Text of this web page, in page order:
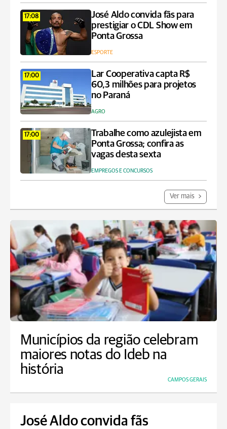
17:08
José Aldo convida fãs para
prestigiar o CDL Show em
Ponta Grossa
ESPORTE
17:00
Lar Cooperativa capta R$
60,3 milhões para projetos
no Paraná
AGRO
17:00
Trabalhe como azulejista em
Ponta Grossa; confira as
vagas desta sexta
EMPREGOS E CONCURSOS
Ver mais
Municípios da região celebram
maiores notas do Ideb na
história
CAMPOS GERAIS
José Aldo convida fãs